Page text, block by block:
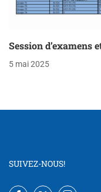
Session d’examens
5 mai 2025
SUIVEZ-NOUS!